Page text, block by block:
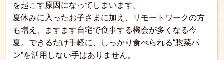
を起こす原因になってしまいます。
夏休みに入ったお子さまに加え、リモートワークの方
も増え、ますます自宅で食事する機会が多くなる今
夏。できるだけ手軽に、しっかり食べられる“惣菜パ
ン”を活用しない手はありません。